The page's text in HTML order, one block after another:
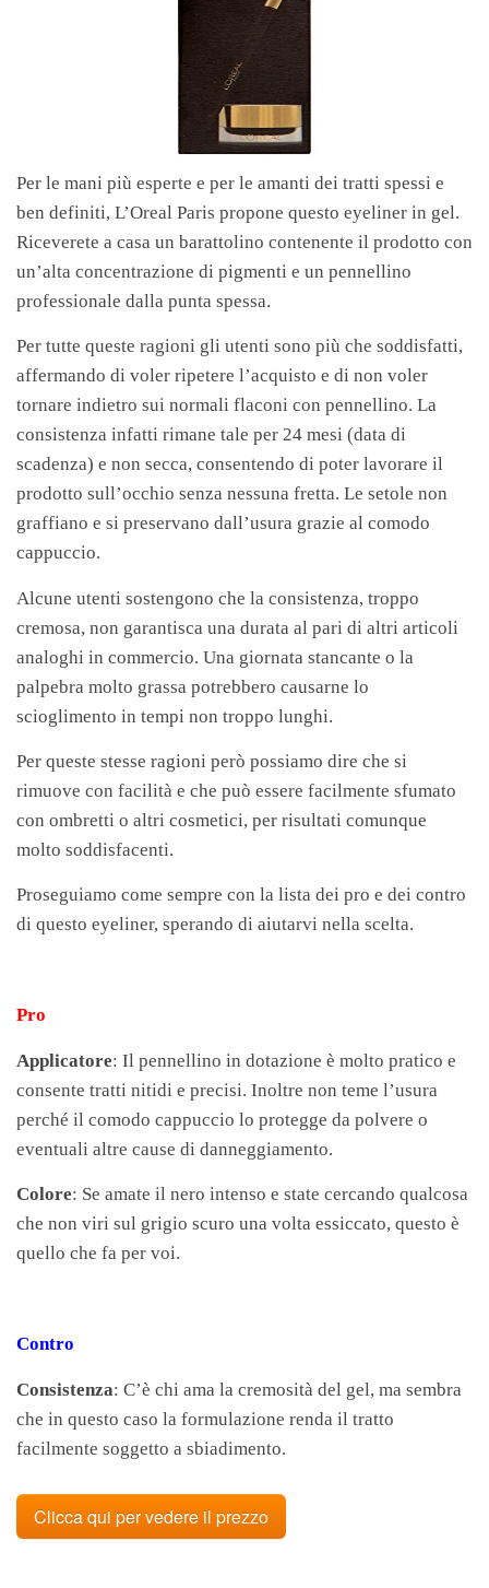
Per le mani più esperte e per le amanti dei tratti spessi e
ben definiti, L’Oreal Paris propone questo eyeliner in gel.
Riceverete a casa un barattolino contenente il prodotto con
un’alta concentrazione di pigmenti e un pennellino
professionale dalla punta spessa.
Per tutte queste ragioni gli utenti sono più che soddisfatti,
affermando di voler ripetere l’acquisto e di non voler
tornare indietro sui normali flaconi con pennellino. La
consistenza infatti rimane tale per 24 mesi (data di
scadenza) e non secca, consentendo di poter lavorare il
prodotto sull’occhio senza nessuna fretta. Le setole non
graffiano e si preservano dall’usura grazie al comodo
cappuccio.
Alcune utenti sostengono che la consistenza, troppo
cremosa, non garantisca una durata al pari di altri articoli
analoghi in commercio. Una giornata stancante o la
palpebra molto grassa potrebbero causarne lo
scioglimento in tempi non troppo lunghi.
Per queste stesse ragioni però possiamo dire che si
rimuove con facilità e che può essere facilmente sfumato
con ombretti o altri cosmetici, per risultati comunque
molto soddisfacenti.
Proseguiamo come sempre con la lista dei pro e dei contro
di questo eyeliner, sperando di aiutarvi nella scelta.
Pro
Applicatore: Il pennellino in dotazione è molto pratico e
consente tratti nitidi e precisi. Inoltre non teme l’usura
perché il comodo cappuccio lo protegge da polvere o
eventuali altre cause di danneggiamento.
Colore: Se amate il nero intenso e state cercando qualcosa
che non viri sul grigio scuro una volta essiccato, questo è
quello che fa per voi.
Contro
Consistenza: C’è chi ama la cremosità del gel, ma sembra
che in questo caso la formulazione renda il tratto
facilmente soggetto a sbiadimento.
Clicca qui per vedere il prezzo